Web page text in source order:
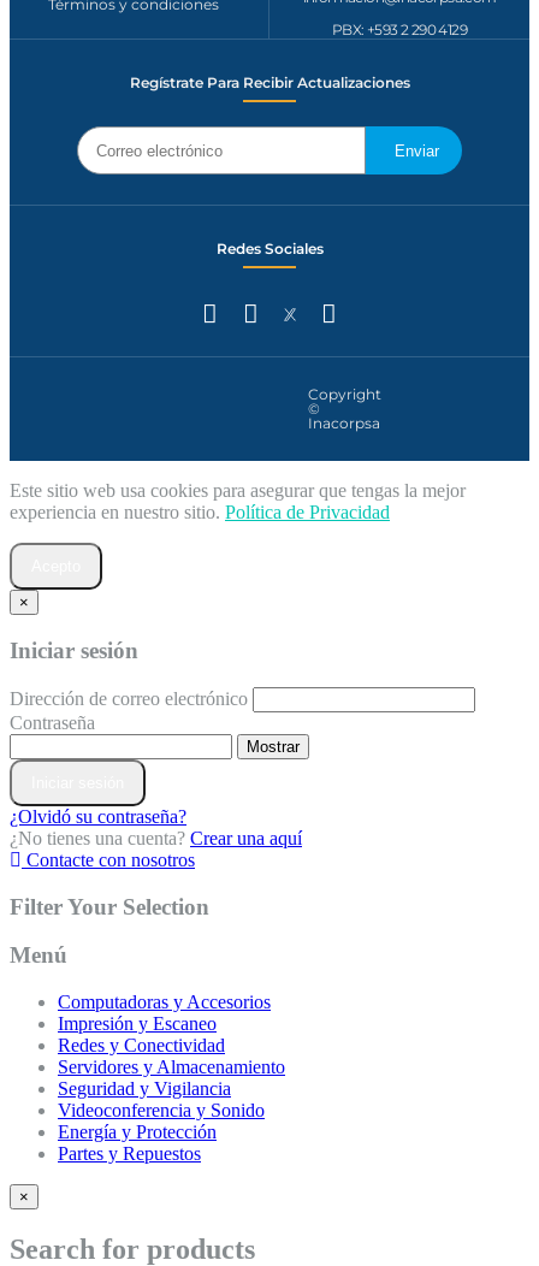
Términos y condiciones
PBX: +593 2 290 4129‬
Regístrate Para Recibir Actualizaciones
Enviar
Redes Sociales
Copyright
©
Inacorpsa
Este sitio web usa cookies para asegurar que tengas la mejor
experiencia en nuestro sitio. Política de Privacidad
×
Iniciar sesión
Dirección de correo electrónico
Contraseña
Mostrar
¿Olvidó su contraseña?
¿No tienes una cuenta? Crear una aquí
Contacte con nosotros
Filter Your Selection
Menú
Computadoras y Accesorios
Impresión y Escaneo
Redes y Conectividad
Servidores y Almacenamiento
Seguridad y Vigilancia
Videoconferencia y Sonido
Energía y Protección
Partes y Repuestos
×
Search for products